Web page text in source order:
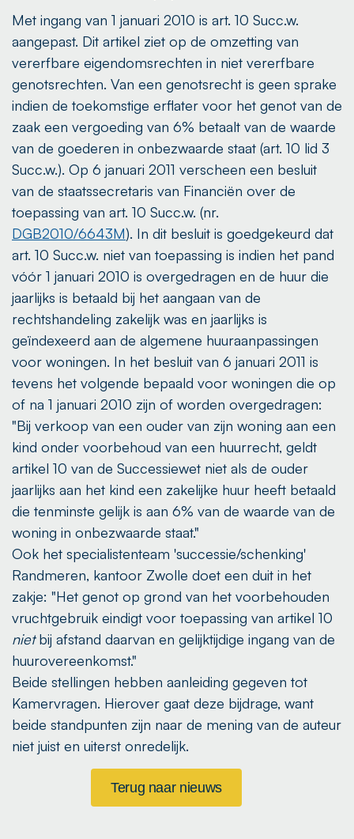
Met ingang van 1 januari 2010 is art. 10 Succ.w.
aangepast. Dit artikel ziet op de omzetting van
vererfbare eigendomsrechten in niet vererfbare
genotsrechten. Van een genotsrecht is geen sprake
indien de toekomstige erflater voor het genot van de
zaak een vergoeding van 6% betaalt van de waarde
van de goederen in onbezwaarde staat (art. 10 lid 3
Succ.w.). Op 6 januari 2011 verscheen een besluit
van de staatssecretaris van Financiën over de
toepassing van art. 10 Succ.w. (nr.
DGB2010/6643M). In dit besluit is goedgekeurd dat
art. 10 Succ.w. niet van toepassing is indien het pand
vóór 1 januari 2010 is overgedragen en de huur die
jaarlijks is betaald bij het aangaan van de
rechtshandeling zakelijk was en jaarlijks is
geïndexeerd aan de algemene huuraanpassingen
voor woningen. In het besluit van 6 januari 2011 is
tevens het volgende bepaald voor woningen die op
of na 1 januari 2010 zijn of worden overgedragen:
"Bij verkoop van een ouder van zijn woning aan een
kind onder voorbehoud van een huurrecht, geldt
artikel 10 van de Successiewet niet als de ouder
jaarlijks aan het kind een zakelijke huur heeft betaald
die tenminste gelijk is aan 6% van de waarde van de
woning in onbezwaarde staat."
Ook het specialistenteam 'successie/schenking'
Randmeren, kantoor Zwolle doet een duit in het
zakje: "Het genot op grond van het voorbehouden
vruchtgebruik eindigt voor toepassing van artikel 10
nietbij afstand daarvan en gelijktijdige ingang van de
huurovereenkomst."
Beide stellingen hebben aanleiding gegeven tot
Kamervragen. Hierover gaat deze bijdrage, want
beide standpunten zijn naar de mening van de auteur
niet juist en uiterst onredelijk.
Terug naar nieuws